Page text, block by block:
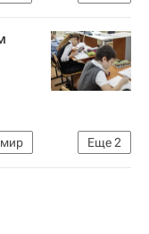
Россия
Еще2
мир